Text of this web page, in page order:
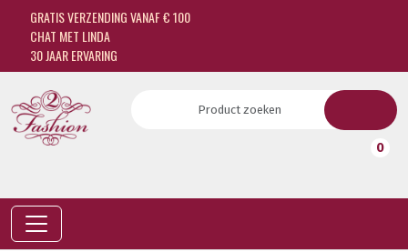
GRATIS VERZENDING VANAF € 100
CHAT MET LINDA
30 JAAR ERVARING
0